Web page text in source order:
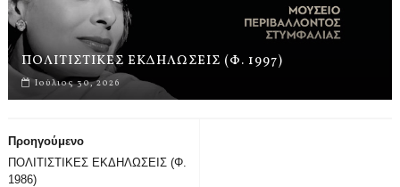
ΠΟΛΙΤΙΣΤΙΚΕΣ ΕΚΔΗΛΩΣΕΙΣ (Φ. 1997)
Ιούλιος 30, 2026
Προηγούμενο
ΠΟΛΙΤΙΣΤΙΚΕΣ ΕΚΔΗΛΩΣΕΙΣ (Φ.
1986)